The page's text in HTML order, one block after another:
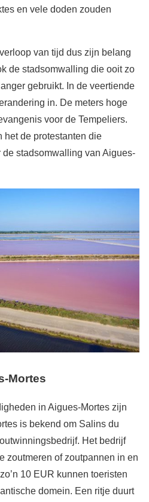
en vele doden zouden
van tijd dus zijn belang
de stadsomwalling die ooit zo
gebruikt. In de veertiende
in. De meters hoge
voor de Tempeliers.
het de protestanten die
stadsomwalling van Aigues-
Mortes
in Aigues-Mortes zijn
is bekend om Salins du
Het bedrijf
zoutmeren of zoutpannen in en
10 EUR kunnen toeristen
domein. Een ritje duurt